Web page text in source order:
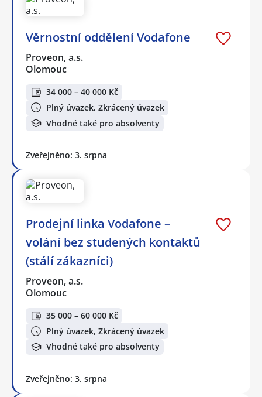
Věrnostní oddělení Vodafone
Proveon, a.s.
Olomouc
34 000 – 40 000 Kč
Plný úvazek, Zkrácený úvazek
Vhodné také pro absolventy
Zveřejněno: 3. srpna
Prodejní linka Vodafone –
volání bez studených kontaktů
(stálí zákazníci)
Proveon, a.s.
Olomouc
35 000 – 60 000 Kč
Plný úvazek, Zkrácený úvazek
Vhodné také pro absolventy
Zveřejněno: 3. srpna